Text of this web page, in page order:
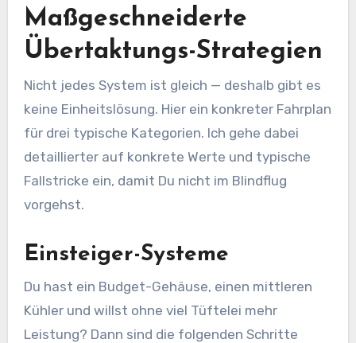
Maßgeschneiderte
Übertaktungs-Strategien
Nicht jedes System ist gleich — deshalb gibt es
keine Einheitslösung. Hier ein konkreter Fahrplan
für drei typische Kategorien. Ich gehe dabei
detaillierter auf konkrete Werte und typische
Fallstricke ein, damit Du nicht im Blindflug
vorgehst.
Einsteiger-Systeme
Du hast ein Budget-Gehäuse, einen mittleren
Kühler und willst ohne viel Tüftelei mehr
Leistung? Dann sind die folgenden Schritte